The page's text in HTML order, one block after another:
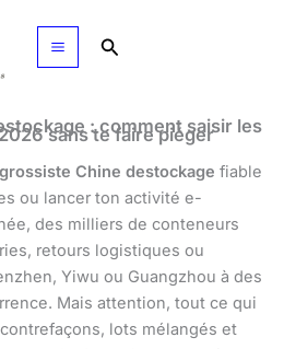
Rechercher
: comment saisir les
sans te faire piéger
grossiste Chine destockage fiable
ou lancer ton activité e-
des milliers de conteneurs
retours logistiques ou
Yiwu ou Guangzhou à des
Mais attention, tout ce qui
lots mélangés et